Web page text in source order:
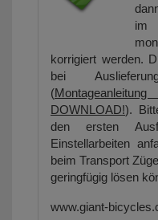
im
korrigiert werden.
bei
(
DOWNLOAD!).
den ersten
Einstellarbeiten
beim Transport
geringfügig lösen
www.giant-